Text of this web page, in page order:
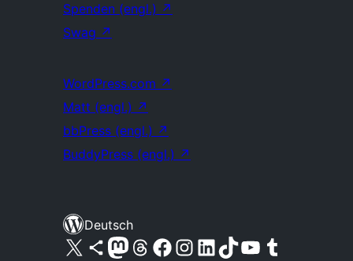
Spenden (engl.) ↗
Swag ↗
WordPress.com ↗
Matt (engl.) ↗
bbPress (engl.) ↗
BuddyPress (engl.) ↗
Deutsch
Unser X-Konto (früher Twitter) besuchen
Unser Bluesky-Konto besuchen
Unser Mastodon-Konto besuchen
Unser Threads-Konto besuchen
Unsere Facebook-Seite besuchen
Unser Instagram-Konto besuchen
Unser LinkedIn-Konto besuchen
Unser TikTok-Konto besuchen
Unseren YouTube-Kanal besuchen
Unser Tumblr-Konto besuchen